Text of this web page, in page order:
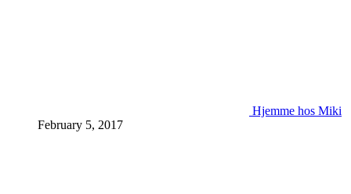
Hjemme hos Miki
February 5, 2017